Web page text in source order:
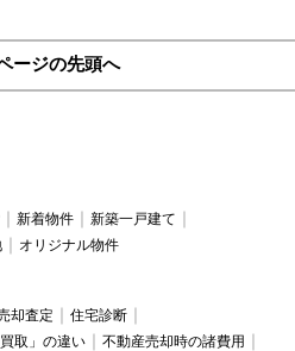
ージの先頭へ
新着物件
新築一戸建て
オリジナル物件
却査定
住宅診断
取」の違い
不動産売却時の諸費用